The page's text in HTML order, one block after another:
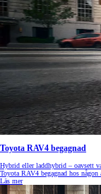
Toyota RAV4 begagnad
Hybrid eller laddhybrid – oavsett
Toyota RAV4 begagnad hos någon
Läs mer